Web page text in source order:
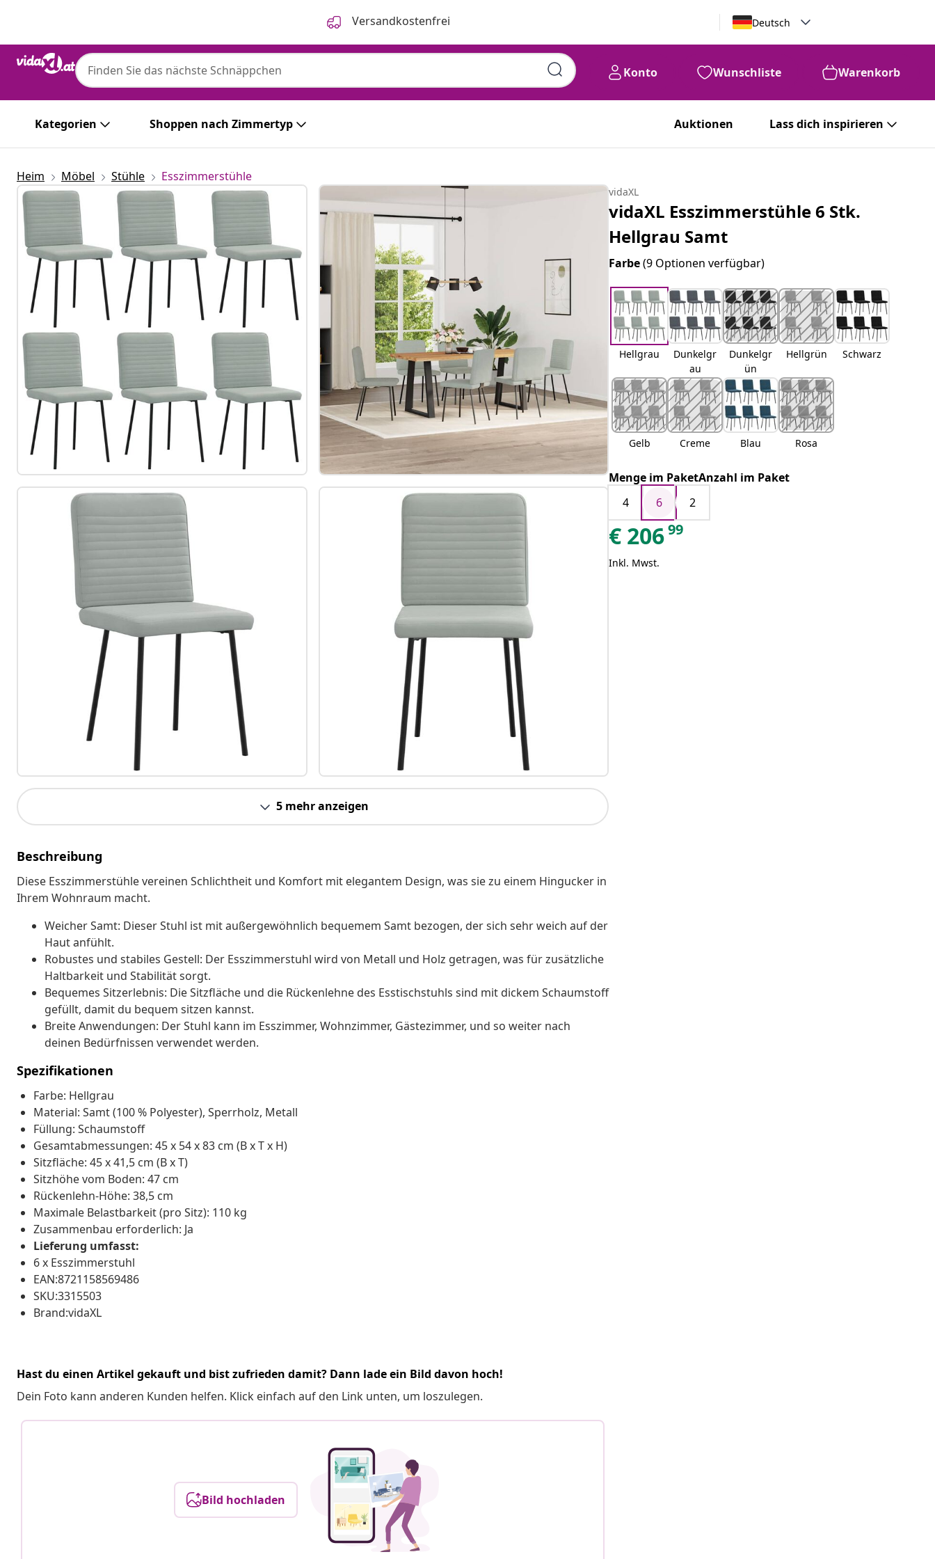
Versandkostenfrei Deutsch
Konto Wunschliste Warenkorb
Kategorien Shoppen nach Zimmertyp Auktionen Lass dich inspirieren
Heim Möbel Stühle Esszimmerstühle
5 mehr anzeigen
Beschreibung
Diese Esszimmerstühle vereinen Schlichtheit und Komfort mit elegantem Design, was sie zu einem Hingucker in
Ihrem Wohnraum macht.
Weicher Samt: Dieser Stuhl ist mit außergewöhnlich bequemem Samt bezogen, der sich sehr weich auf der
Haut anfühlt.
Robustes und stabiles Gestell: Der Esszimmerstuhl wird von Metall und Holz getragen, was für zusätzliche
Haltbarkeit und Stabilität sorgt.
Bequemes Sitzerlebnis: Die Sitzfläche und die Rückenlehne des Esstischstuhls sind mit dickem Schaumstoff
gefüllt, damit du bequem sitzen kannst.
Breite Anwendungen: Der Stuhl kann im Esszimmer, Wohnzimmer, Gästezimmer, und so weiter nach
deinen Bedürfnissen verwendet werden.
Spezifikationen
Farbe: Hellgrau
Material: Samt (100 % Polyester), Sperrholz, Metall
Füllung: Schaumstoff
Gesamtabmessungen: 45 x 54 x 83 cm (B x T x H)
Sitzfläche: 45 x 41,5 cm (B x T)
Sitzhöhe vom Boden: 47 cm
Rückenlehn-Höhe: 38,5 cm
Maximale Belastbarkeit (pro Sitz): 110 kg
Zusammenbau erforderlich: Ja
Lieferung umfasst:
6 x Esszimmerstuhl
EAN:8721158569486
SKU:3315503
Brand:vidaXL
Hast du einen Artikel gekauft und bist zufrieden damit? Dann lade ein Bild davon hoch!
Dein Foto kann anderen Kunden helfen. Klick einfach auf den Link unten, um loszulegen.
Bild hochladen
vidaXL
vidaXL Esszimmerstühle 6 Stk.
Hellgrau Samt
Farbe(9 Optionen verfügbar)
Hellgrau
Dunkelgr
au
Dunkelgr
ün
Hellgrün Schwarz
Gelb Creme Blau Rosa
Menge im PaketAnzahl im Paket
4
6 2
€ 20699
Inkl. Mwst.